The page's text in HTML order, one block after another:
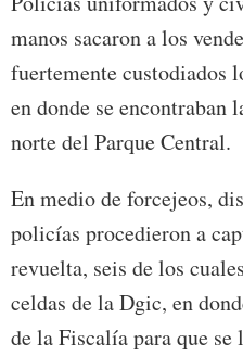
manos sacaron a los
fuertemente custodiados
en donde se encontraban
norte del Parque Central.
En medio de forcejeos,
policías procedieron a
revuelta, seis de los
celdas de la Dgic, en
de la Fiscalía para que se